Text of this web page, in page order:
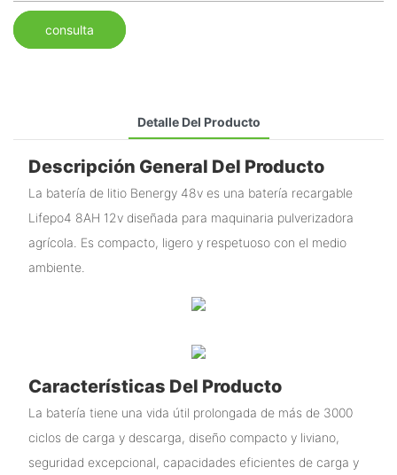
consulta
Detalle Del Producto
Descripción General Del Producto
La batería de litio Benergy 48v es una batería recargable
Lifepo4 8AH 12v diseñada para maquinaria pulverizadora
agrícola. Es compacto, ligero y respetuoso con el medio
ambiente.
Características Del Producto
La batería tiene una vida útil prolongada de más de 3000
ciclos de carga y descarga, diseño compacto y liviano,
seguridad excepcional, capacidades eficientes de carga y